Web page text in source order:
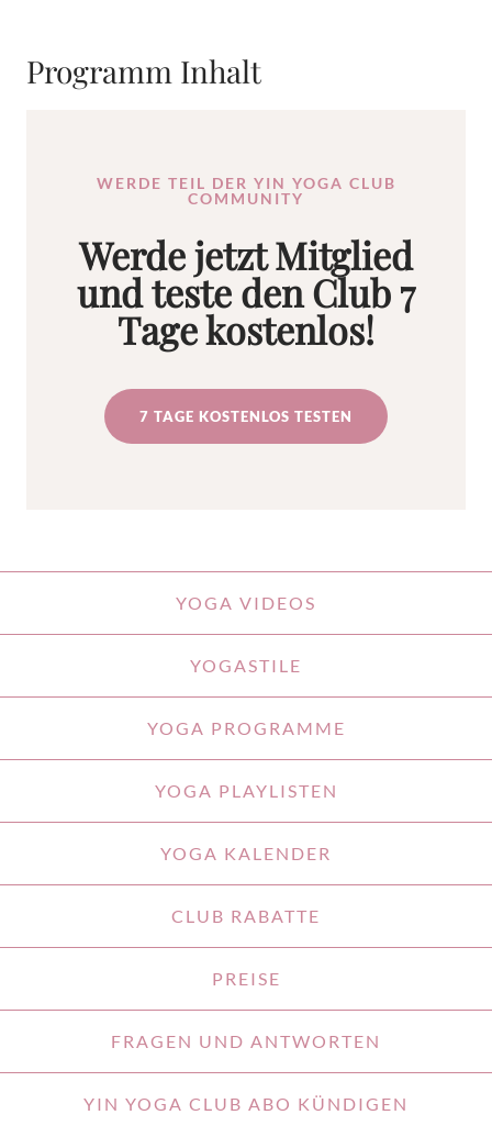
Programm Inhalt
WERDE TEIL DER YIN YOGA CLUB
COMMUNITY
Werde jetzt Mitglied
und teste den Club 7
Tage kostenlos!
7 TAGE KOSTENLOS TESTEN
YOGA VIDEOS
YOGASTILE
YOGA PROGRAMME
YOGA PLAYLISTEN
YOGA KALENDER
CLUB RABATTE
PREISE
FRAGEN UND ANTWORTEN
YIN YOGA CLUB ABO KÜNDIGEN